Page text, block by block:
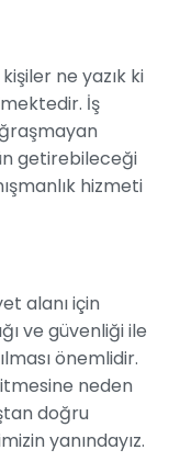
ne yazık ki
İş
getirebileceği
hizmeti
alanı için
ve güvenliği ile
önemlidir.
neden
doğru
yanındayız.